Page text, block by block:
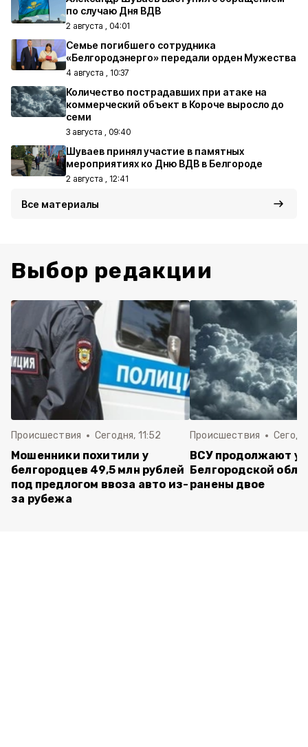
по случаю Дня ВДВ
2 августа , 04:01
Семье погибшего сотрудника
«Белгородэнерго» передали орден Мужества
4 августа , 10:37
Количество пострадавших при атаке на
коммерческий объект в Короче выросло до
семи
3 августа , 09:40
Шуваев принял участие в памятных
мероприятиях ко Дню ВДВ в Белгороде
2 августа , 12:41
Все материалы
Выбор редакции
Происшествия Сегодня, 11:52
Мошенники похитили у
белгородцев 49,5 млн рублей
под предлогом ввоза авто из-
за рубежа
Происшествия
ВСУ продолжают
Белгородской
ранены двое